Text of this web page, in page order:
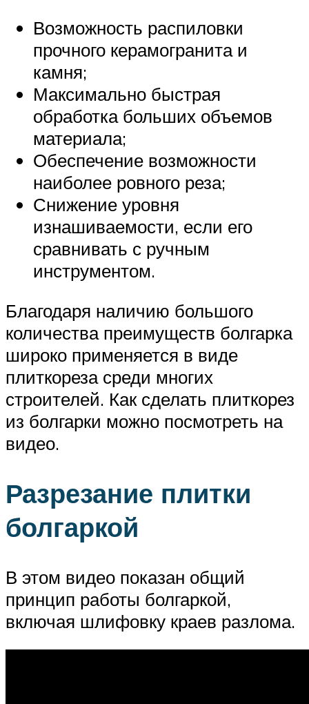
Возможность распиловки
прочного керамогранита и
камня;
Максимально быстрая
обработка больших объемов
материала;
Обеспечение возможности
наиболее ровного реза;
Снижение уровня
изнашиваемости, если его
сравнивать с ручным
инструментом.
Благодаря наличию большого
количества преимуществ болгарка
широко применяется в виде
плиткореза среди многих
строителей. Как сделать плиткорез
из болгарки можно посмотреть на
видео.
Разрезание плитки
болгаркой
В этом видео показан общий
принцип работы болгаркой,
включая шлифовку краев разлома.